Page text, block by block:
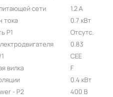
сети
тока
P1
вилка
- P2
1.2 A
0.7 кВт
Отсутс.
0.83
CEE
F
0.4 кВт
400 В